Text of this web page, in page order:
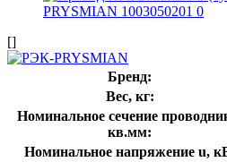
[]
Бренд:
Вес, кг:
Номинальное сечение
кв.мм:
Номинальное напряжение u,